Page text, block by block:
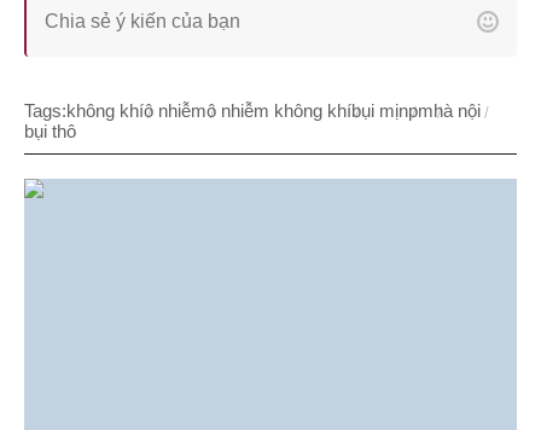
Tags:không khíô nhiễmô nhiễm không khíbụi mịnpmhà nội
bụi thô